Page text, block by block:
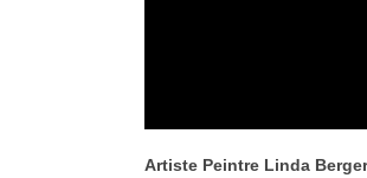
Artiste Peintre Linda